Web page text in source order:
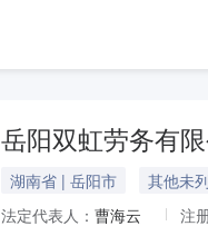
岳阳双虹劳务有限
湖南省 | 岳阳市 其他未
法定代表人： 曹海云 注